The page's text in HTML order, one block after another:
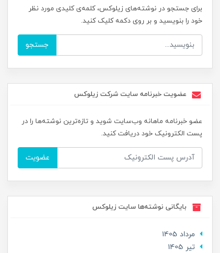
برای جستجو در نوشته‌های زیلوکس، کلمه‌ی کلیدی مورد نظر
خود را بنویسید و بر روی دکمه کلیک کنید.
جستجو
عضویت خبرنامه سایت شرکت زیلوکس
عضو خبرنامه ماهانه وب‌سایت شوید و تازه‌ترین نوشته‌ها را در
پست الکترونیک خود دریافت کنید.
عضویت
بایگانی نوشته‌ها سایت زیلوکس
مرداد 1405
تير 1405